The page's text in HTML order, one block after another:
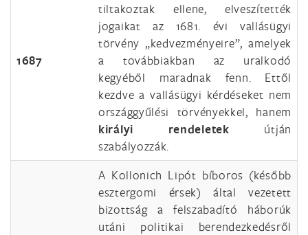
1687
tiltakoztak ellene, elveszítették
jogaikat az 1681. évi vallásügyi
törvény „kedvezményeire”, amelyek
a továbbiakban az uralkodó
kegyéből maradnak fenn. Ettől
kezdve a vallásügyi kérdéseket nem
országgyűlési törvényekkel, hanem
királyi rendeletek útján
szabályozzák.
A Kollonich Lipót bíboros (később
esztergomi érsek) által vezetett
bizottság a felszabadító háborúk
utáni politikai berendezkedésről